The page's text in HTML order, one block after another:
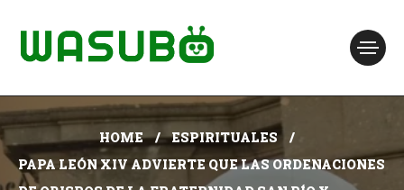
HOME
ESPIRITUALES
PAPA LEÓN XIV ADVIERTE QUE LAS ORDENACIONES